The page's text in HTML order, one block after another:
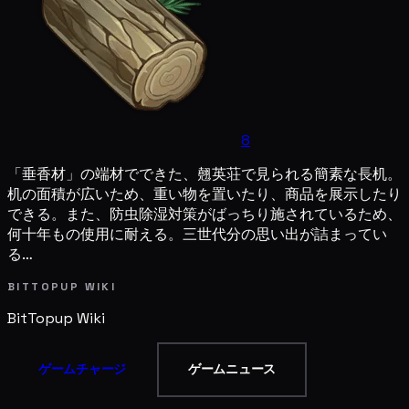
8
「垂香材」の端材でできた、翹英荘で見られる簡素な長机。
机の面積が広いため、重い物を置いたり、商品を展示したり
できる。また、防虫除湿対策がばっちり施されているため、
何十年もの使用に耐える。三世代分の思い出が詰まってい
る…
BITTOPUP WIKI
BitTopup Wiki
ゲームチャージ ゲームニュース